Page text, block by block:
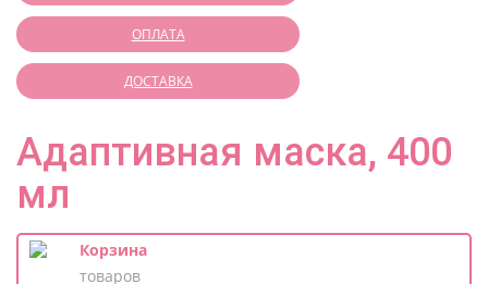
ОПЛАТА
ДОСТАВКА
Адаптивная маска, 400
мл
Корзина
товаров